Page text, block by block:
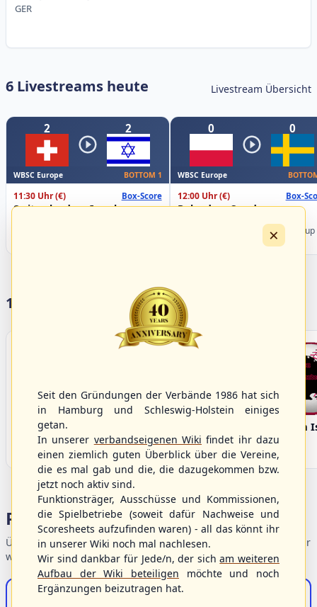
GER
6 Livestreams heute Livestream Übersicht
2 2
WBSC Europe BOTTOM 1
11:30 Uhr(€) Box-Score
Switzerland vs. Israel
0 0
WBSC Europe
12:00 Uhr(€) Box-
Poland vs. Sweden
Championship B Pool 2026 - Group
17 Vereine im S/HBV
Bargenstedt
Beavers
Fehmarn
Portalbereiche
Übersicht der Verbandsbereiche – wählen Sie einen Einstieg für
weiterführende Informationen.
S/HBV-Shop
×
Seit den Gründungen der Verbände 1986 hat sich
in Hamburg und Schleswig-Holstein einiges
getan.
In unserer verbandseigenen Wiki findet ihr dazu
einen ziemlich guten Überblick über die Vereine,
die es mal gab und die, die dazugekommen bzw.
jetzt noch aktiv sind.
Funktionsträger, Ausschüsse und Kommissionen,
die Spielbetriebe (soweit dafür Nachweise und
Scoresheets aufzufinden waren) - all das könnt ihr
in unserer Wiki noch mal nachlesen.
Wir sind dankbar für Jede/n, der sicham weiteren
Aufbau der Wiki beteiligen möchte und noch
Ergänzungen beizutragen hat.